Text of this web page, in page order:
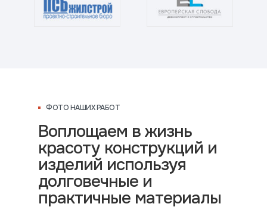
Воплощаем в жизнь
красоту конструкций и
изделий используя
долговечные и
практичные материалы
ФОТО НАШИХ РАБОТ